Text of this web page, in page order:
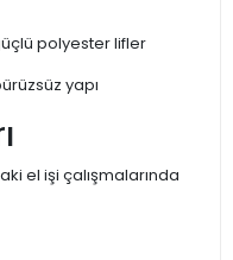
polyester lifler
yapı
el işi çalışmalarında